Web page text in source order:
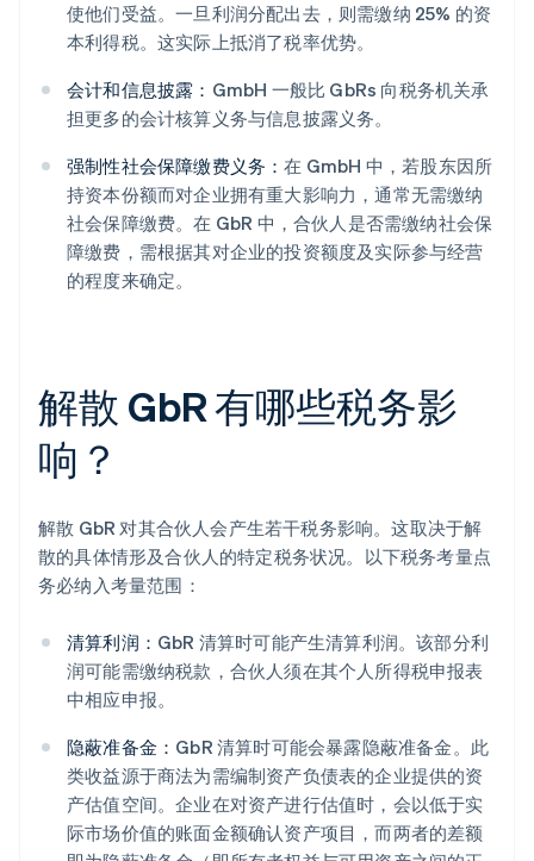
使他们受益。一旦利润分配出去，则需缴纳 25% 的资
本利得税。这实际上抵消了税率优势。
会计和信息披露： GmbH 一般比 GbRs 向税务机关承
担更多的会计核算义务与信息披露义务。
强制性社会保障缴费义务：在 GmbH 中，若股东因所
持资本份额而对企业拥有重大影响力，通常无需缴纳
社会保障缴费。在 GbR 中，合伙人是否需缴纳社会保
障缴费，需根据其对企业的投资额度及实际参与经营
的程度来确定。
解散 GbR 有哪些税务影
响？
解散 GbR 对其合伙人会产生若干税务影响。这取决于解
散的具体情形及合伙人的特定税务状况。以下税务考量点
务必纳入考量范围：
清算利润： GbR 清算时可能产生清算利润。该部分利
润可能需缴纳税款，合伙人须在其个人所得税申报表
中相应申报。
隐蔽准备金： GbR 清算时可能会暴露隐蔽准备金。此
类收益源于商法为需编制资产负债表的企业提供的资
产估值空间。企业在对资产进行估值时，会以低于实
际市场价值的账面金额确认资产项目，而两者的差额